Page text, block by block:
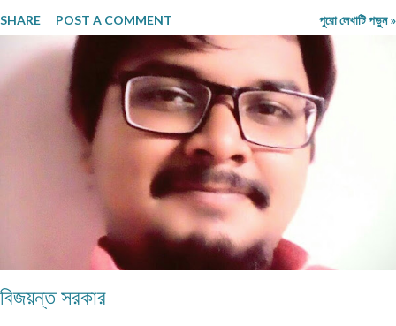
গঠিত সংসার নীলিমাদের পরিবার। মধ্যবিত্ত পরিবার —মধ্যবিত্ত পরিবার না বলে যদি নিম্নবিত্ত বলা
হয় তবুও কোনো অত্যুক্তি করা হয় না। বাবার প্রত্যেকদিনের আয়ের উপর ভিত্তি করেই চলে সংসার।
এই কঠোর এবং কঠিন পরিস্থিতিতেও নীলিমার মা শ্রীমতী মেনকা‚ সংসার সামলে তার ছেলেমেয়েদের
পড়াশুনার প্রতি যথেষ্ট তৎপর ও সহানুভূতিশীল। তাদের পড়াশুনায় কোনো খামতি রাখেননি। যথা সময়ে
তাদেরকে বিদ্যালয়ের মুখ দেখিয়েছে – টিউশনের বন্দোবস্ত করেছে। তাদের জীবন যাতে সুখকর হয় সেটাই
প্রতিদিন ভগবানের কাছে প্রার্থনা করেছে। পাঁচ-পাঁচটি ছেলেমেয়ের মধ্যে সবাইকে উচ্চশিক্ষিত করে তোলা
SHARE POST A COMMENT পুরো লেখাটি পড়ুন »
বিজয়ন্ত সরকার